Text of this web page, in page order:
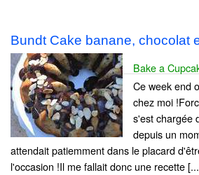
Bundt Cake banane, chocolat
Bake a
Ce week end
chez moi
s'est chargée
depuis un
attendait patiemment dans le placard
l'occasion !Il me fallait donc une recette